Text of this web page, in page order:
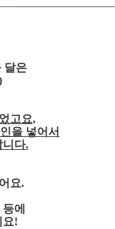
달은
고요,
을 넣어서
니다.
요.
에
요!